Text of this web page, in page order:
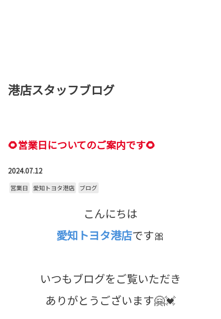
港店スタッフブログ
🌻営業日についてのご案内です🌻
2024.07.12
営業日 愛知トヨタ港店 ブログ
こんにちは
愛知トヨタ港店です🎀
いつもブログをご覧いただき
ありがとうございます🤗💓